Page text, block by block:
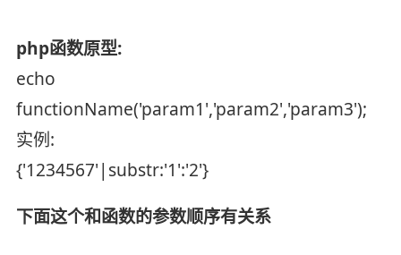
php函数原型:
echo
functionName('param1','param2','param3');
实例:
{'1234567'|substr:'1':'2'}
下面这个和函数的参数顺序有关系